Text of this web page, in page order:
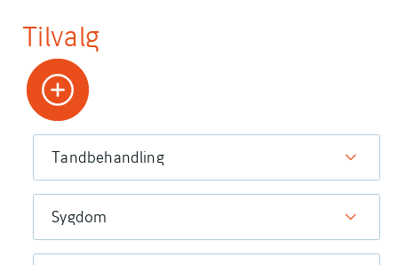
Tilvalg
Tandbehandling
Sygdom